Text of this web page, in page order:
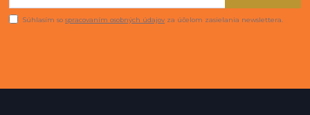
Súhlasím sospracovaním osobných údajov za účelom zasielania newslettera.